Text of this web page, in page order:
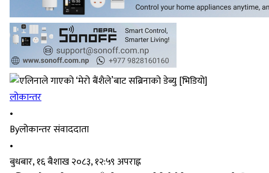
लोकान्तर
•
Byलोकान्तर संवाददाता
•
बुधबार, १६ बैशाख २०८३, १२:५९ अपराह्न